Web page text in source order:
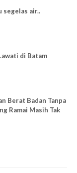
segelas air..
di Batam
Berat Badan Tanpa
Ramai Masih Tak